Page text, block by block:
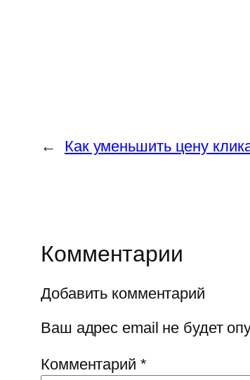
← Как уменьшить цену
Комментарии
Добавить комментарий
Ваш адрес email не будет
Комментарий *